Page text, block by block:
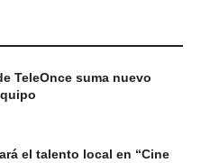
TeleOnce suma nuevo
el talento local en “Cine